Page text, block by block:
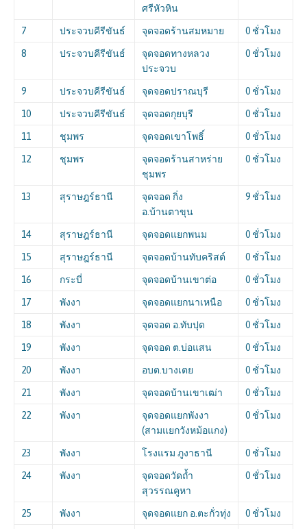
ศรีหัวหิน
7 ประจวบคีรีขันธ์ จุดจอดร้านสมหมาย 0 ชั่วโมง
8 ประจวบคีรีขันธ์
จุดจอดทางหลวง
ประจวบ
0 ชั่วโมง
9 ประจวบคีรีขันธ์ จุดจอดปราณบุรี 0 ชั่วโมง
10 ประจวบคีรีขันธ์ จุดจอดกุยบุรี 0 ชั่วโมง
11 ชุมพร จุดจอดเขาโพธิ์ 0 ชั่วโมง
12 ชุมพร
จุดจอดร้านสาหร่าย
ชุมพร
0 ชั่วโมง
13 สุราษฎร์ธานี
จุดจอด กิ่ง
อ.บ้านตาขุน
9 ชั่วโมง
14 สุราษฎร์ธานี จุดจอดแยกพนม 0 ชั่วโมง
15 สุราษฎร์ธานี จุดจอดบ้านทับคริสต์ 0 ชั่วโมง
16 กระบี่ จุดจอดบ้านเขาต่อ 0 ชั่วโมง
17 พังงา จุดจอดแยกนาเหนือ 0 ชั่วโมง
18 พังงา จุดจอด อ.ทับปุด 0 ชั่วโมง
19 พังงา จุดจอด ต.บ่อแสน 0 ชั่วโมง
20 พังงา อบต.บางเตย 0 ชั่วโมง
21 พังงา จุดจอดบ้านเขาเฒ่า 0 ชั่วโมง
22 พังงา
จุดจอดแยกพังงา
(สามแยกวังหม้อแกง)
0 ชั่วโมง
23 พังงา โรงแรม ภูงาธานี 0 ชั่วโมง
24 พังงา
จุดจอดวัดถ้ำ
สุวรรณคูหา
0 ชั่วโมง
25 พังงา จุดจอดแยก อ.ตะกั่วทุ่ง 0 ชั่วโมง